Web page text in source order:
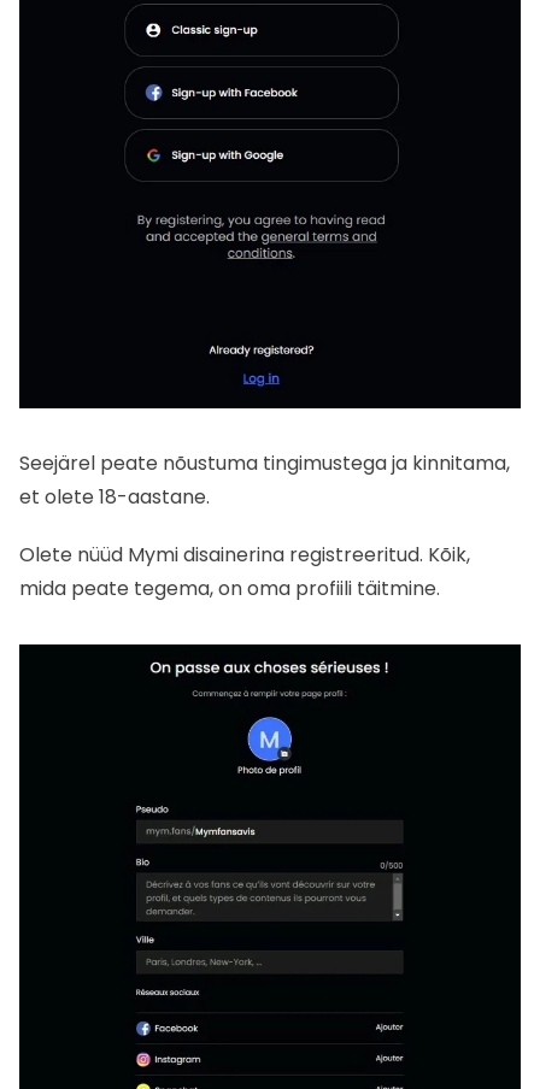
Seejärel peate nõustuma tingimustega ja kinnitama,
et olete 18-aastane.
Olete nüüd Mymi disainerina registreeritud. Kõik,
mida peate tegema, on oma profiili täitmine.